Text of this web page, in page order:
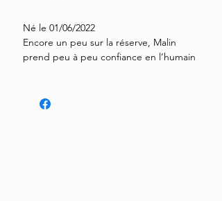
Né le 01/06/2022
Encore un peu sur la réserve, Malin
prend peu à peu confiance en l’humain